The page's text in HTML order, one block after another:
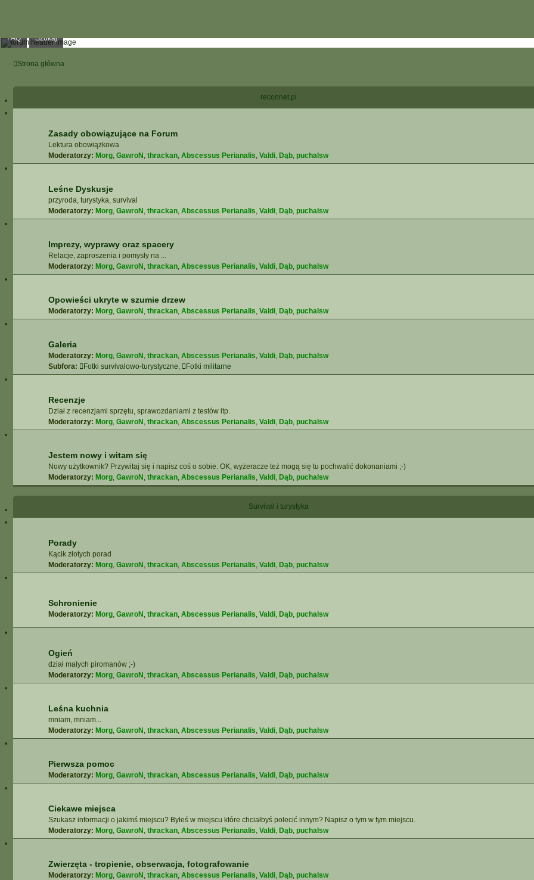
FAQ Szukaj
Strona główna
reconnet.pl
Zasady obowiązujące na Forum
Lektura obowiązkowa
Moderatorzy: Morg, GawroN , thrackan, Abscessus Perianalis, Valdi, Dąb, puchalsw
Leśne Dyskusje
przyroda, turystyka, survival
Moderatorzy: Morg, GawroN , thrackan, Abscessus Perianalis, Valdi, Dąb, puchalsw
Imprezy, wyprawy oraz spacery
Relacje, zaproszenia i pomysły na ...
Moderatorzy: Morg, GawroN , thrackan, Abscessus Perianalis, Valdi, Dąb, puchalsw
Opowieści ukryte w szumie drzew
Moderatorzy: Morg, GawroN , thrackan, Abscessus Perianalis, Valdi, Dąb, puchalsw
Galeria
Moderatorzy: Morg, GawroN , thrackan, Abscessus Perianalis, Valdi, Dąb, puchalsw
Subfora:
Fotki survivalowo-turystyczne, Fotki militarne
Recenzje
Dział z recenzjami sprzętu, sprawozdaniami z testów itp.
Moderatorzy: Morg, GawroN , thrackan, Abscessus Perianalis, Valdi, Dąb, puchalsw
Jestem nowy i witam się
Nowy użytkownik? Przywitaj się i napisz coś o sobie. OK, wyżeracze też mogą się tu pochwalić dokonaniami ;-)
Moderatorzy: Morg, GawroN , thrackan, Abscessus Perianalis, Valdi, Dąb, puchalsw
Survival i turystyka
Porady
Kącik złotych porad
Moderatorzy: Morg, GawroN , thrackan, Abscessus Perianalis, Valdi, Dąb, puchalsw
Schronienie
Moderatorzy: Morg, GawroN , thrackan, Abscessus Perianalis, Valdi, Dąb, puchalsw
Ogień
dział małych piromanów ;-)
Moderatorzy: Morg, GawroN , thrackan, Abscessus Perianalis, Valdi, Dąb, puchalsw
Leśna kuchnia
mniam, mniam...
Moderatorzy: Morg, GawroN , thrackan, Abscessus Perianalis, Valdi, Dąb, puchalsw
Pierwsza pomoc
Moderatorzy: Morg, GawroN , thrackan, Abscessus Perianalis, Valdi, Dąb, puchalsw
Ciekawe miejsca
Szukasz informacji o jakimś miejscu? Byłeś w miejscu które chciałbyś polecić innym? Napisz o tym w tym miejscu.
Moderatorzy: Morg, GawroN , thrackan, Abscessus Perianalis, Valdi, Dąb, puchalsw
Zwierzęta - tropienie, obserwacja, fotografowanie
Moderatorzy: Morg, GawroN , thrackan, Abscessus Perianalis, Valdi, Dąb, puchalsw